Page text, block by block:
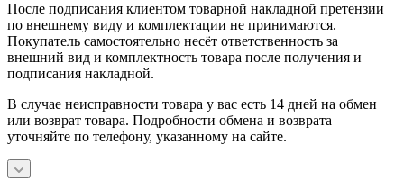
После подписания клиентом товарной накладной претензии
по внешнему виду и комплектации не принимаются.
Покупатель самостоятельно несёт ответственность за
внешний вид и комплектность товара после получения и
подписания накладной.
В случае неисправности товара у вас есть 14 дней на обмен
или возврат товара. Подробности обмена и возврата
уточняйте по телефону, указанному на сайте.